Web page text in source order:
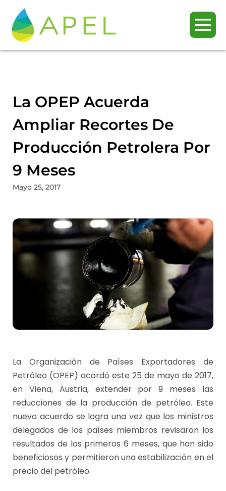
La OPEP Acuerda
Ampliar Recortes De
Producción Petrolera Por
9 Meses
Mayo 25, 2017
La Organización de Países Exportadores de
Petróleo (OPEP) acordó este 25 de mayo de 2017,
en Viena, Austria, extender por 9 meses las
reducciones de la producción de petróleo. Este
nuevo acuerdo se logra una vez que los ministros
delegados de los países miembros revisaron los
resultados de los primeros 6 meses, que han sido
beneficiosos y permitieron una estabilización en el
precio del petróleo.